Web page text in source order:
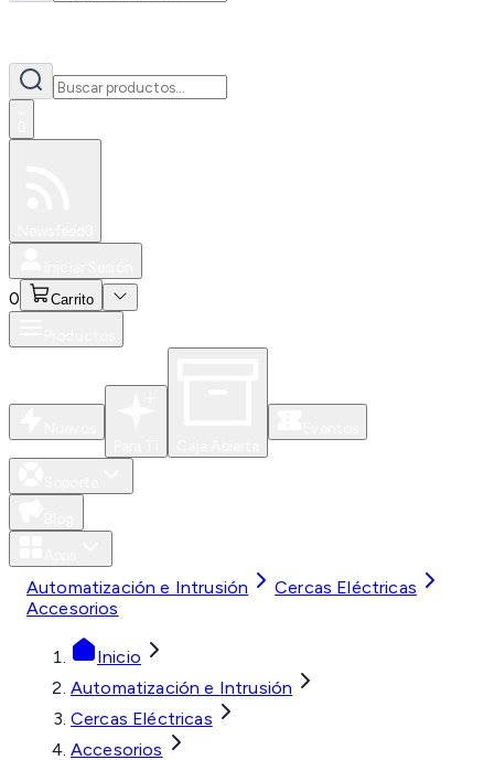
0 Carrito
Automatización e Intrusión
Cercas Eléctricas
Accesorios
Inicio
Automatización e Intrusión
Cercas Eléctricas
Accesorios